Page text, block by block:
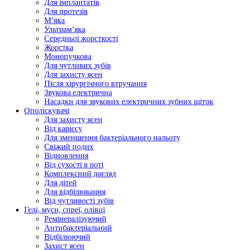
Для імплантатів
Для протезів
Мʼяка
Ультрамʼяка
Середньої жорсткості
Жорстка
Монопучкова
Для чутливих зубів
Для захисту ясен
Після хірургічного втручання
Звукова електрична
Насадки для звукових електричних зубних щіток
Ополіскувачі
Для захисту ясен
Від карієсу
Для зменшення бактеріального нальоту
Свіжий подих
Відновлення
Від сухості в роті
Комплексний догляд
Для дітей
Для відбілювання
Від чутливості зубів
Гелі, муси, спреї, олівці
Ремінералізуючий
Антибактеріальний
Відбілюючий
Захист ясен